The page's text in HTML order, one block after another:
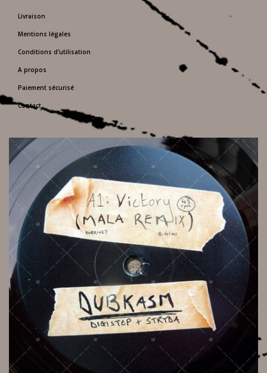
Livraison
Mentions légales
Conditions d'utilisation
A propos
Paiement sécurisé
Contact